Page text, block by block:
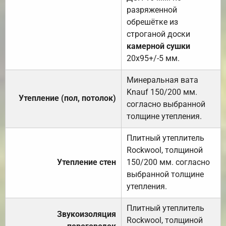
разряженной
обрешётке из
строганой доски
камерной сушки
20х95+/-5 мм.
Утепление (пол, потолок)
Минеральная вата
Knauf 150/200 мм.
согласно выбранной
толщине утепления.
Утепление стен
Плитный утеплитель
Rockwool, толщиной
150/200 мм. согласно
выбранной толщине
утепления.
Звукоизоляция
Плитный утеплитель
Rockwool, толщиной